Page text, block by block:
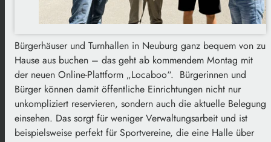
Bürgerhäuser und Turnhallen in Neuburg ganz bequem von zu
Hause aus buchen – das geht ab kommendem Montag mit
der neuen Online-Plattform „Locaboo“. Bürgerinnen und
Bürger können damit öffentliche Einrichtungen nicht nur
unkompliziert reservieren, sondern auch die aktuelle Belegung
einsehen. Das sorgt für weniger Verwaltungsarbeit und ist
beispielsweise perfekt für Sportvereine, die eine Halle über